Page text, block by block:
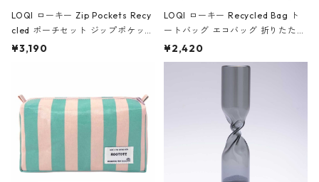
LOQI ローキー Zip Pockets Recy
cled ポーチセット ジップポケット
ファスナーポーチ 撥水加工 トラベ
ーガンディー、オフホワイト
¥3,190
LOQI ローキー Recycled Bag ト
ートバッグ エコバッグ 折りたたみ
大きめ 撥水加工 収納ポーチ CRO
CODILE/Black クロコダイル/ブラ
¥2,420